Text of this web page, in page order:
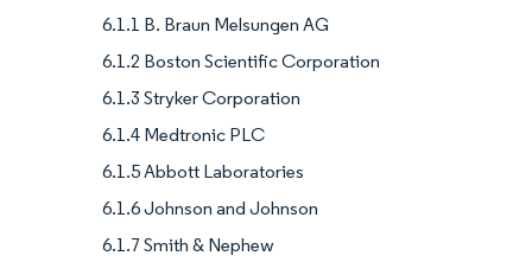
6.1.1 B. Braun Melsungen AG
6.1.2 Boston Scientific Corporation
6.1.3 Stryker Corporation
6.1.4 Medtronic PLC
6.1.5 Abbott Laboratories
6.1.6 Johnson and Johnson
6.1.7 Smith & Nephew